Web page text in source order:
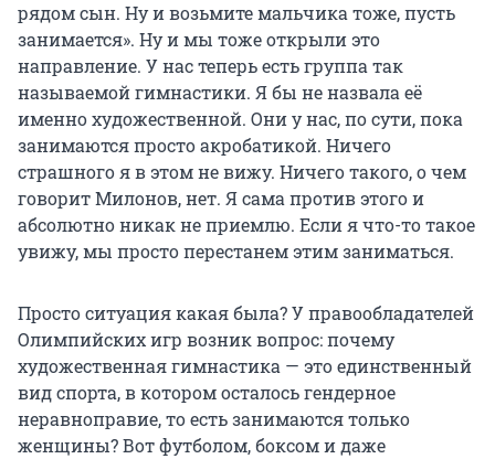
рядом сын. Ну и возьмите мальчика тоже, пусть
занимается». Ну и мы тоже открыли это
направление. У нас теперь есть группа так
называемой гимнастики. Я бы не назвала её
именно художественной. Они у нас, по сути, пока
занимаются просто акробатикой. Ничего
страшного я в этом не вижу. Ничего такого, о чем
говорит Милонов, нет. Я сама против этого и
абсолютно никак не приемлю. Если я что-то такое
увижу, мы просто перестанем этим заниматься.
Просто ситуация какая была? У правообладателей
Олимпийских игр возник вопрос: почему
художественная гимнастика — это единственный
вид спорта, в котором осталось гендерное
неравноправие, то есть занимаются только
женщины? Вот футболом, боксом и даже